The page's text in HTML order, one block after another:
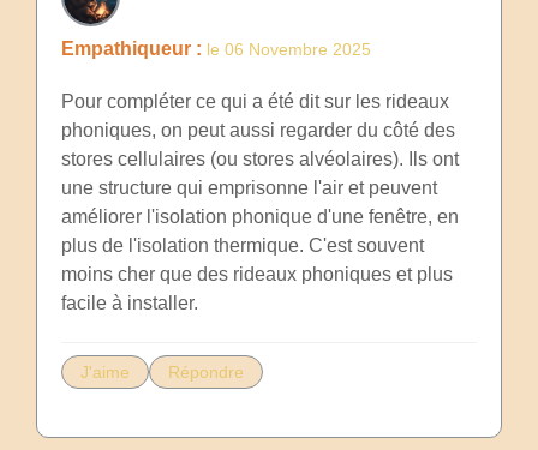
Empathiqueur : le 06 Novembre 2025
Pour compléter ce qui a été dit sur les rideaux
phoniques, on peut aussi regarder du côté des
stores cellulaires (ou stores alvéolaires). Ils ont
une structure qui emprisonne l'air et peuvent
améliorer l'isolation phonique d'une fenêtre, en
plus de l'isolation thermique. C'est souvent
moins cher que des rideaux phoniques et plus
facile à installer.
J'aime Répondre